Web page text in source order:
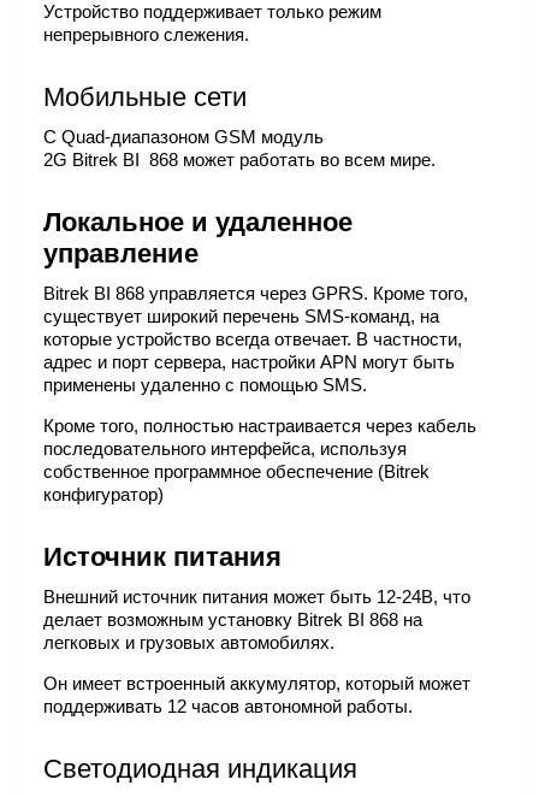
Устройство поддерживает только режим
непрерывного слежения.
Мобильные сети
С Quad-диапазоном GSM модуль
2G Bitrek BI 868 может работать во всем мире.
Локальное и удаленное
управление
Bitrek BI 868 управляется через GPRS. Кроме того,
существует широкий перечень SMS-команд, на
которые устройство всегда отвечает. В частности,
адрес и порт сервера, настройки APN могут быть
применены удаленно с помощью SMS.
Кроме того, полностью настраивается через кабель
последовательного интерфейса, используя
собственное программное обеспечение (Bitrek
конфигуратор)
Источник питания
Внешний источник питания может быть 12-24В, что
делает возможным установку Bitrek BI 868 на
легковых и грузовых автомобилях.
Он имеет встроенный аккумулятор, который может
поддерживать 12 часов автономной работы.
Светодиодная индикация